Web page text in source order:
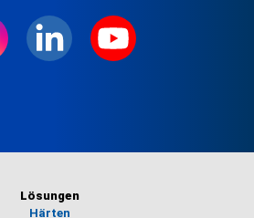
Lösungen
Härten